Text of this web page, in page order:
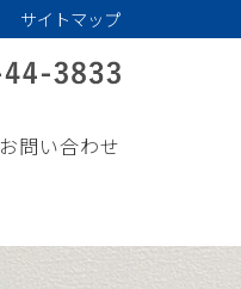
サイトマップ
お問い合わせ